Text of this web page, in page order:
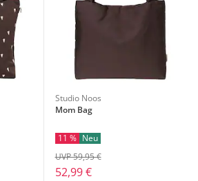
Studio Noos
Mom Bag
11 % Neu
52,99 €
UVP 59,95 €